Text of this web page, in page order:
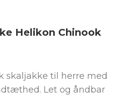
Helikon Chinook
skaljakke til herre med
Let og åndbar